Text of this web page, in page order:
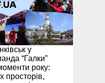
у
“Галки”
року:
просторів,